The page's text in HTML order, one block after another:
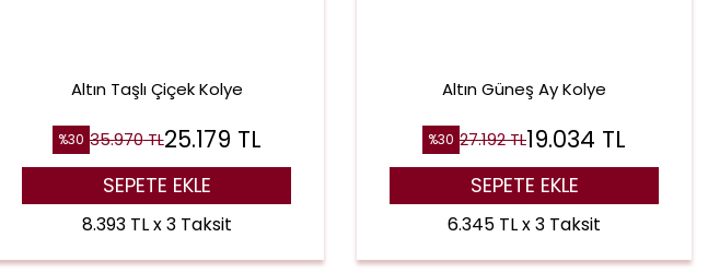
Altın Taşlı Çiçek Kolye
%30 35.970TL25.179 TL
SEPETE EKLE
8.393 TL x 3 Taksit
Altın Güneş Ay Kolye
%30 27.192TL19.034 TL
SEPETE EKLE
6.345 TL x 3 Taksit